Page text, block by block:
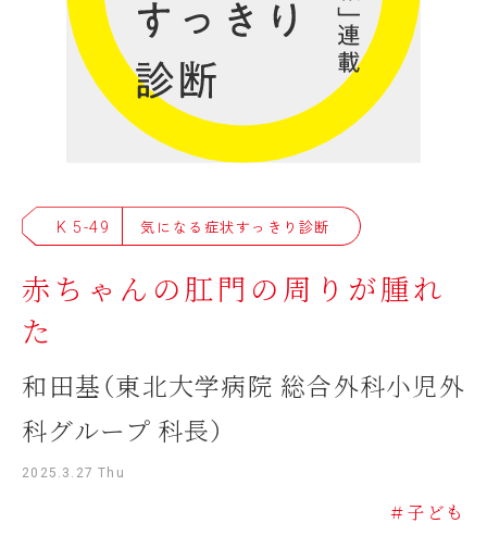
K 5-49 気になる症状すっきり診断
赤ちゃんの肛門の周りが腫れ
た
和田基（東北大学病院 総合外科小児外
科グループ 科長）
2025.3.27 Thu
＃子ども